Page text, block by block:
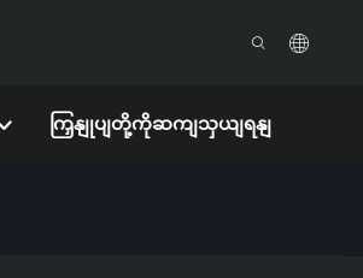
ကြှနျုပျတို့ကိုဆကျသှယျရနျ